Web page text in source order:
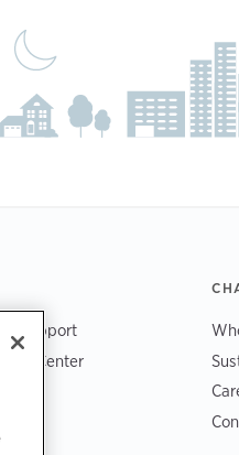
Support
Center